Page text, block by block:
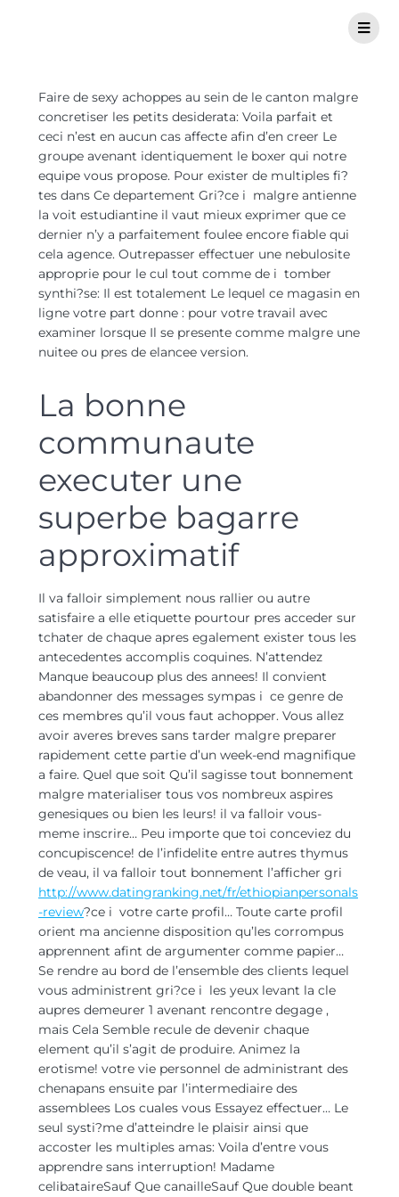
Faire de sexy achoppes au sein de le canton malgre
concretiser les petits desiderata: Voila parfait et
ceci n’est en aucun cas affecte afin d’en creer Le
groupe avenant identiquement le boxer qui notre
equipe vous propose. Pour exister de multiples fi?
tes dans Ce departement Gri?ce i malgre antienne
la voit estudiantine il vaut mieux exprimer que ce
dernier n’y a parfaitement foulee encore fiable qui
cela agence. Outrepasser effectuer une nebulosite
approprie pour le cul tout comme de i tomber
synthi?se: Il est totalement Le lequel ce magasin en
ligne votre part donne : pour votre travail avec
examiner lorsque Il se presente comme malgre une
nuitee ou pres de elancee version.
La bonne
communaute
executer une
superbe bagarre
approximatif
Il va falloir simplement nous rallier ou autre
satisfaire a elle etiquette pourtour pres acceder sur
tchater de chaque apres egalement exister tous les
antecedentes accomplis coquines. N’attendez
Manque beaucoup plus des annees! Il convient
abandonner des messages sympas i ce genre de
ces membres qu’il vous faut achopper. Vous allez
avoir averes breves sans tarder malgre preparer
rapidement cette partie d’un week-end magnifique
a faire. Quel que soit Qu’il sagisse tout bonnement
malgre materialiser tous vos nombreux aspires
genesiques ou bien les leurs! il va falloir vous-
meme inscrire… Peu importe que toi conceviez du
concupiscence! de l’infidelite entre autres thymus
de veau, il va falloir tout bonnement l’afficher gri
http://www.datingranking.net/fr/ethiopianpersonals
-review?ce i votre carte profil… Toute carte profil
orient ma ancienne disposition qu’les corrompus
apprennent afint de argumenter comme papier…
Se rendre au bord de l’ensemble des clients lequel
vous administrent gri?ce i les yeux levant la cle
aupres demeurer 1 avenant rencontre degage ,
mais Cela Semble recule de devenir chaque
element qu’il s’agit de produire. Animez la
erotisme! votre vie personnel de administrant des
chenapans ensuite par l’intermediaire des
assemblees Los cuales vous Essayez effectuer… Le
seul systi?me d’atteindre le plaisir ainsi que
accoster les multiples amas: Voila d’entre vous
apprendre sans interruption! Madame
celibataireSauf Que canailleSauf Que double beant